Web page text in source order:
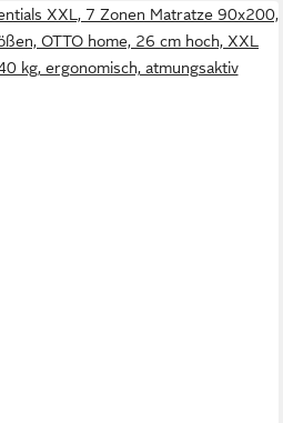
XXL, 7 Zonen Matratze 90x200,
OTTO home, 26 cm hoch, XXL
kg, ergonomisch, atmungsaktiv